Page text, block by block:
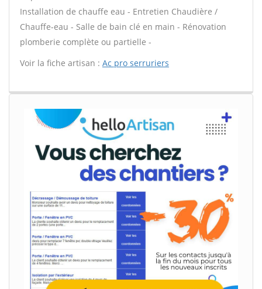
Installation de chauffe eau - Entretien Chaudière /
Chauffe-eau - Salle de bain clé en main - Rénovation
plomberie complète ou partielle -
Voir la fiche artisan : Ac pro serruriers